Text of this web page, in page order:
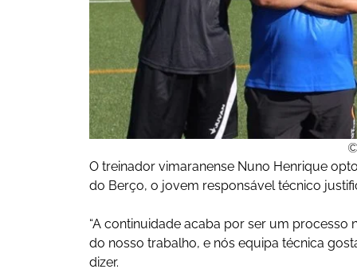
O treinador vimaranense Nuno Henrique
do Berço, o jovem responsável técnico
“A continuidade acaba por ser um
do nosso trabalho, e nós equipa técnica
dizer.